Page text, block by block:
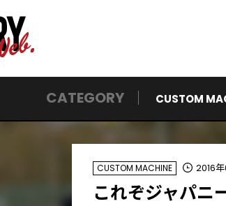
CATEGORY CUSTOM
CUSTOM MACHINE 2016
これぞジャパニ